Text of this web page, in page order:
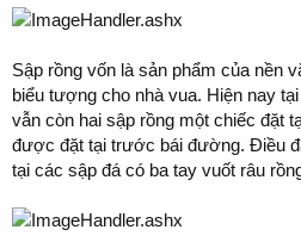
Sập rồng vốn là sản phẩm của nền
biểu tượng cho nhà vua. Hiện nay
vẫn còn hai sập rồng một chiếc đặt
được đặt tại trước bái đường. Điều
tại các sập đá có ba tay vuốt râu